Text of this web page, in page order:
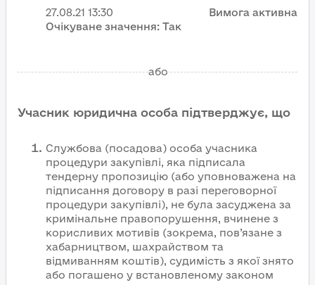
27.08.21 13:30
Вимога активна
Очікуване значення: Так
або
Учасник юридична особа підтверджує, що
Службова (посадова) особа учасника
процедури закупівлі, яка підписала
тендерну пропозицію (або уповноважена на
підписання договору в разі переговорної
процедури закупівлі), не була засуджена за
кримінальне правопорушення, вчинене з
корисливих мотивів (зокрема, пов’язане з
хабарництвом, шахрайством та
відмиванням коштів), судимість з якої знято
або погашено у встановленому законом